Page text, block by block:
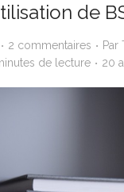
de
2 commentaires Par
de lecture
20